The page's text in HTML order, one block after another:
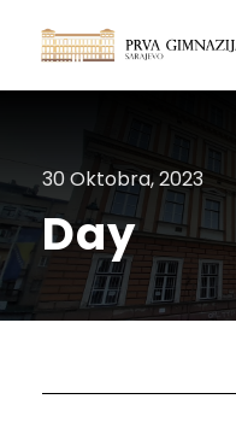
30 Oktobra, 2023
Day